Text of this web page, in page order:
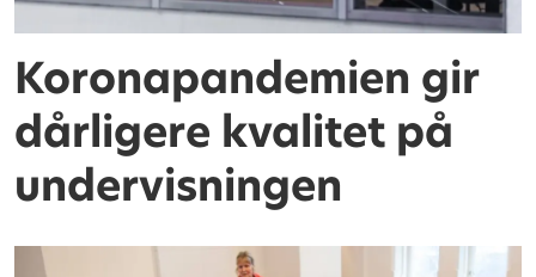
Koronapandemien gir
dårligere kvalitet på
undervisningen